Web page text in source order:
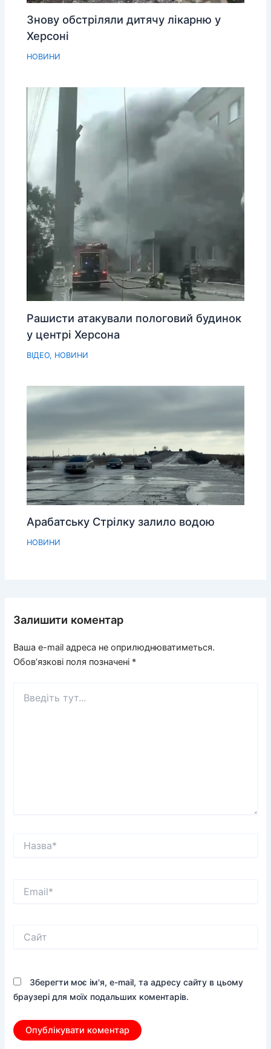
Знову обстріляли дитячу лікарню у
Херсоні
НОВИНИ
Рашисти атакували пологовий будинок
у центрі Херсона
ВІДЕО, НОВИНИ
Арабатську Стрілку залило водою
НОВИНИ
Залишити коментар
Ваша e-mail адреса не оприлюднюватиметься.
Обов’язкові поля позначені *
тут...
Зберегти моє ім'я, e-mail, та адресу сайту в цьому
браузері для моїх подальших коментарів.